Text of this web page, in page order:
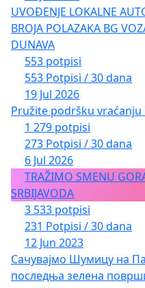
UVOĐENJE LOKALNE
BROJA POLAZAKA BG
DUNAVA
553 potpisi
553 Potpisi / 30 dana
19 Jul 2026
Pružite podršku vraćanju
1 279 potpisi
273 Potpisi / 30 dana
6 Jul 2026
TRAŽIMO SMENU
SRBIJAVODA
3 533 potpisi
231 Potpisi / 30 dana
12 Jun 2023
Сачувајмо Шумицу на
последња зелена